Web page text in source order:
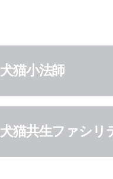
犬猫小法師
犬猫共生ファシリ